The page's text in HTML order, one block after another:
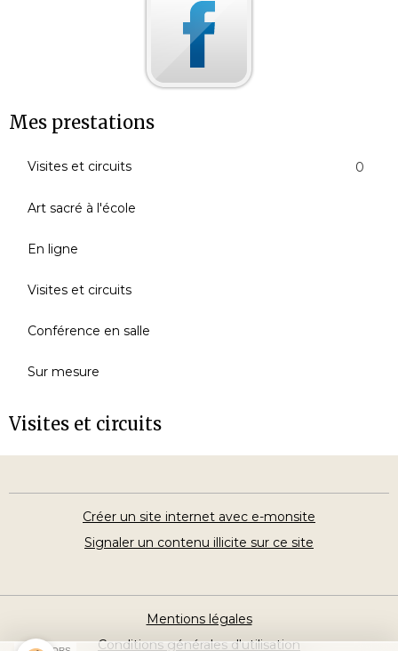
Mes prestations
Visites et circuits 0
Art sacré à l'école
En ligne
Visites et circuits
Conférence en salle
Sur mesure
Visites et circuits
Créer un site internet avec e-monsite
Signaler un contenu illicite sur ce site
Mentions légales
Conditions générales d'utilisation